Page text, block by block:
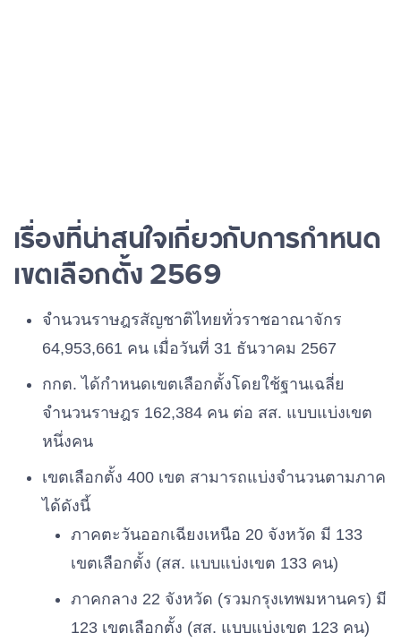
เรื่องที่น่าสนใจเกี่ยวกับการกำหนด
เขตเลือกตั้ง 2569
จำนวนราษฎรสัญชาติไทยทั่วราชอาณาจักร
64,953,661 คน เมื่อวันที่ 31 ธันวาคม 2567
กกต. ได้กำหนดเขตเลือกตั้งโดยใช้ฐานเฉลี่ย
จำนวนราษฎร 162,384 คน ต่อ สส. แบบแบ่งเขต
หนึ่งคน
เขตเลือกตั้ง 400 เขต สามารถแบ่งจำนวนตามภาค
ได้ดังนี้
ภาคตะวันออกเฉียงเหนือ 20 จังหวัด มี 133
เขตเลือกตั้ง (สส. แบบแบ่งเขต 133 คน)
ภาคกลาง 22 จังหวัด (รวมกรุงเทพมหานคร) มี
123 เขตเลือกตั้ง (สส. แบบแบ่งเขต 123 คน)